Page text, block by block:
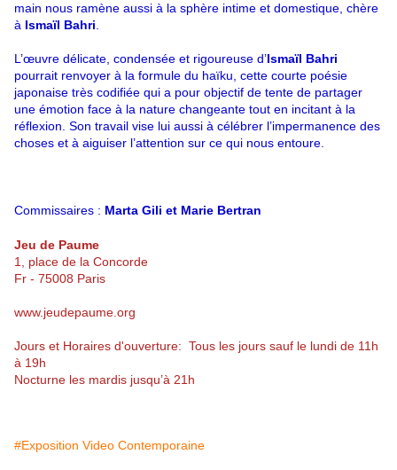
main nous ramène aussi à la sphère intime et domestique, chère
à Ismaïl Bahri
L’œuvre délicate, condensée et rigoureuse d’Ismaïl Bahri
pourrait renvoyer à la formule du haïku, cette courte poésie
japonaise très codifiée qui a pour objectif de tente de partager
une émotion face à la nature changeante tout en incitant à la
réflexion. Son travail vise lui aussi à célébrer l’impermanence des
choses et à aiguiser l’attention sur ce qui nous entoure.
Commissaires : Marta Gili et Marie Bertran
Jeu de Paume
1, place de la Concorde
Fr - 75008 Paris
www.jeudepaume.org
Jours et Horaires d'ouverture: Tous les jours sauf le lundi de 11h
à 19h
Nocturne les mardis jusqu’à 21h
#Exposition Video Contemporaine